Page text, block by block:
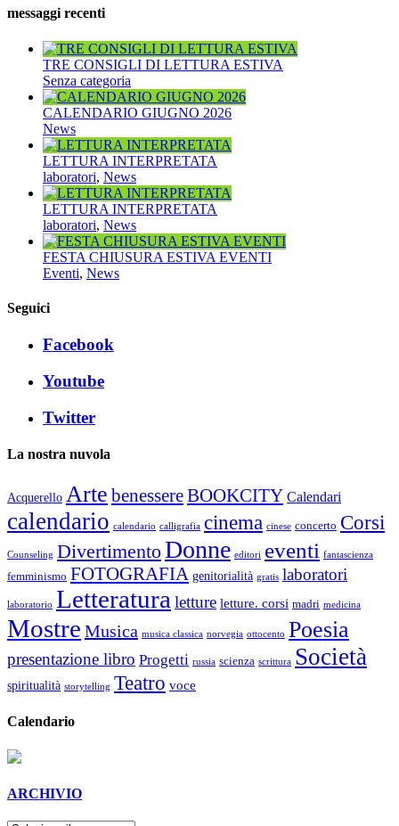
messaggi recenti
TRE CONSIGLI DI LETTURA ESTIVA
Senza categoria
CALENDARIO GIUGNO 2026
News
LETTURA INTERPRETATA
laboratori, News
LETTURA INTERPRETATA
laboratori, News
FESTA CHIUSURA ESTIVA EVENTI
Eventi, News
Seguici
Facebook
Youtube
Twitter
La nostra nuvola
Acquerello Arte benessereBOOKCITY Calendari
calendario calendario calligrafia cinema cinese concerto Corsi
Counseling DivertimentoDonne editori eventi fantascienza
femminismo FOTOGRAFIA genitorialità gratis laboratori
laboratorio Letteratura letture letture. corsi madri medicina
Mostre Musica musica classica norvegia ottocento Poesia
presentazione libro Progetti russia scienza scrittura Società
spiritualità storytelling Teatro voce
Calendario
ARCHIVIO